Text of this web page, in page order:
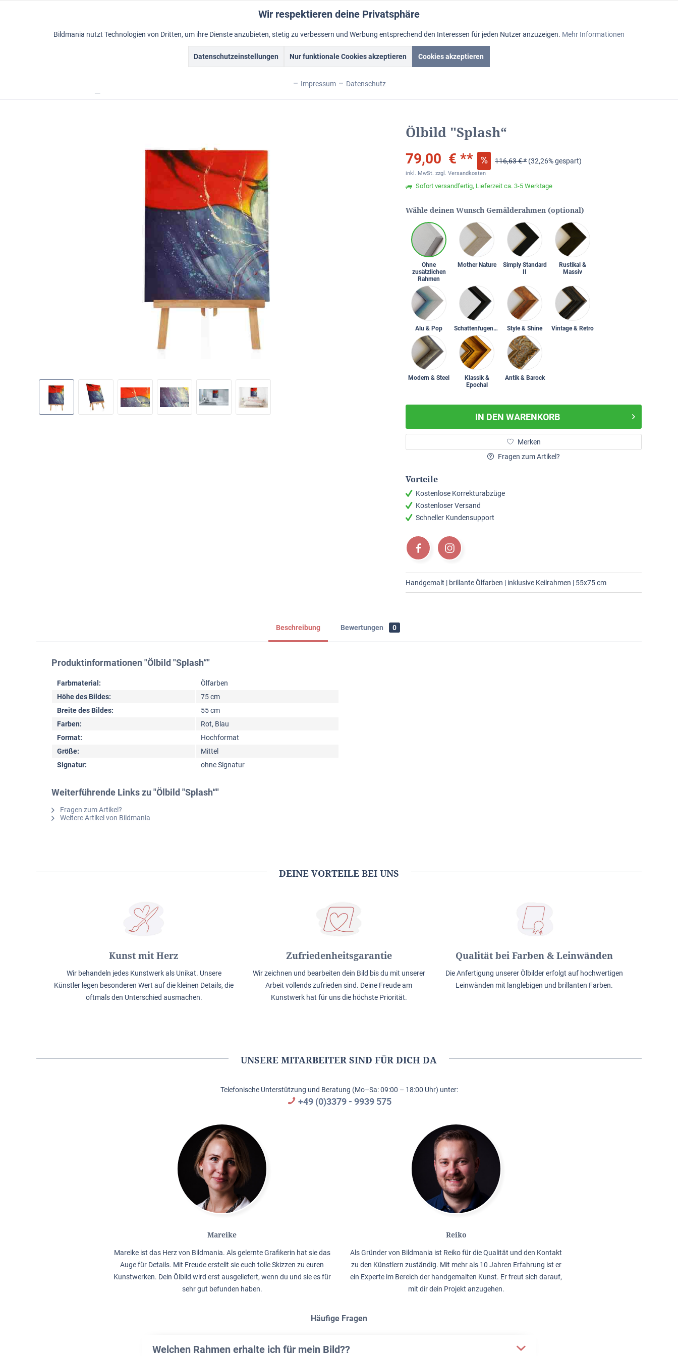
Ölbilder Acrylbilder Rahmen Ölbild vom Foto Foto malen lassen Gutscheine
Ölbild "Splash“
79,00 € ** 116,63 € * (32,26% gespart)
inkl. MwSt. zzgl. Versandkosten
Sofort versandfertig, Lieferzeit ca. 3-5 Werktage
Wähle deinen Wunsch Gemälderahmen (optional)
Ohne
zusätzlichen
Rahmen
Mother Nature
Simply Standard
Rustikal &
Massiv
Alu & Pop Schattenfugenrahmen Style & Shine Vintage & Retro
Modern & Steel
Klassik &
Epochal
Antik & Barock
IN DEN WARENKORB
Merken
Fragen zum Artikel?
Vorteile
Kostenlose Korrekturabzüge
Kostenloser Versand
Schneller Kundensupport
Handgemalt | brillante Ölfarben | inklusive Keilrahmen | 55x75 cm
Beschreibung Bewertungen 0
Produktinformationen "Ölbild "Splash“"
Farbmaterial:
Ölfarben
Höhe des Bildes:
75 cm
Breite des Bildes:
55 cm
Farben:
Rot, Blau
Format:
Hochformat
Größe:
Mittel
Signatur:
ohne Signatur
Weiterführende Links zu "Ölbild "Splash“"
Fragen zum Artikel?
Weitere Artikel von Bildmania
DEINE VORTEILE BEI UNS
Kunst mit Herz
Wir behandeln jedes Kunstwerk als Unikat. Unsere
Künstler legen besonderen Wert auf die kleinen Details, die
oftmals den Unterschied ausmachen.
Zufriedenheitsgarantie
Wir zeichnen und bearbeiten dein Bild bis du mit unserer
Arbeit vollends zufrieden sind. Deine Freude am
Kunstwerk hat für uns die höchste Priorität.
Qualität bei Farben & Leinwänden
Die Anfertigung unserer Ölbilder erfolgt auf hochwertigen
Leinwänden mit langlebigen und brillanten Farben.
UNSERE MITARBEITER SIND FÜR DICH DA
Telefonische Unterstützung und Beratung (Mo–Sa: 09:00 – 18:00 Uhr) unter:
+49 (0)3379 - 9939 575
Mareike
Mareike ist das Herz von Bildmania. Als gelernte Grafikerin hat sie das
Auge für Details. Mit Freude erstellt sie euch tolle Skizzen zu euren
Kunstwerken. Dein Ölbild wird erst ausgeliefert, wenn du und sie es für
sehr gut befunden haben.
Reiko
Als Gründer von Bildmania ist Reiko für die Qualität und den Kontakt
zu den Künstlern zuständig. Mit mehr als 10 Jahren Erfahrung ist er
ein Experte im Bereich der handgemalten Kunst. Er freut sich darauf,
mit dir dein Projekt anzugehen.
Häufige Fragen
Welchen Rahmen erhalte ich für mein Bild??
Inaktiv
Wir respektieren deine Privatsphäre
Bildmania nutzt Technologien von Dritten, um ihre Dienste anzubieten, stetig zu verbessern und Werbung entsprechend den Interessen für jeden Nutzer anzuzeigen. Mehr Informationen
Datenschutzeinstellungen Nur funktionale Cookies akzeptieren Cookies akzeptieren
Impressum Datenschutz